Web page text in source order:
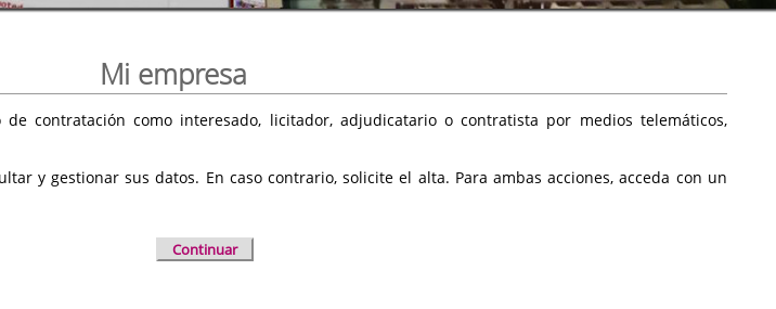
Mi empresa
contratación como interesado, licitador, adjudicatario o contratista por medios telemáticos,
y gestionar sus datos. En caso contrario, solicite el alta. Para ambas acciones, acceda con un
Continuar